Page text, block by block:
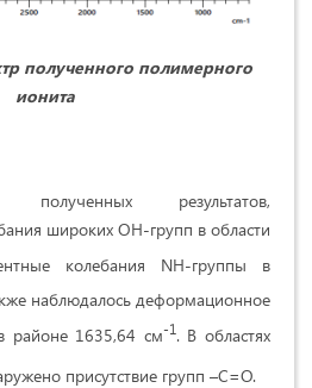
полученного полимерного
ионита
полученных результатов,
широких ОН-групп в области
колебания NH-группы в
наблюдалось деформационное
районе 1635,64 см-1. В областях
присутствие групп –C=O.